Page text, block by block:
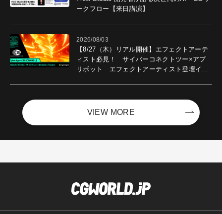
ークフロー【来日講演】
2026/08/03
【8/27（木）リアル開催】エフェクトアーテ
ィスト必見！ サイバーコネクトツー×アプ
リボット エフェクトアーティスト登壇イベ
VIEW MORE